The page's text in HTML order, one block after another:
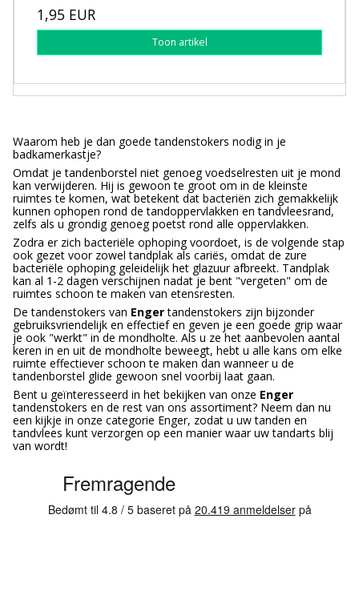
1,95 EUR
Toon artikel
Waarom heb je dan goede tandenstokers nodig in je
badkamerkastje?
Omdat je tandenborstel niet genoeg voedselresten uit je mond
kan verwijderen. Hij is gewoon te groot om in de kleinste
ruimtes te komen, wat betekent dat bacteriën zich gemakkelijk
kunnen ophopen rond de tandoppervlakken en tandvleesrand,
zelfs als u grondig genoeg poetst rond alle oppervlakken.
Zodra er zich bacteriële ophoping voordoet, is de volgende stap
ook gezet voor zowel tandplak als cariës, omdat de zure
bacteriële ophoping geleidelijk het glazuur afbreekt. Tandplak
kan al 1-2 dagen verschijnen nadat je bent "vergeten" om de
ruimtes schoon te maken van etensresten.
De tandenstokers van Engertandenstokers zijn bijzonder
gebruiksvriendelijk en effectief en geven je een goede grip waar
je ook "werkt" in de mondholte. Als u ze het aanbevolen aantal
keren in en uit de mondholte beweegt, hebt u alle kans om elke
ruimte effectiever schoon te maken dan wanneer u de
tandenborstel glide gewoon snel voorbij laat gaan.
Bent u geïnteresseerd in het bekijken van onze Enger
tandenstokers en de rest van ons assortiment? Neem dan nu
een kijkje in onze categorie Enger, zodat u uw tanden en
tandvlees kunt verzorgen op een manier waar uw tandarts blij
van wordt!